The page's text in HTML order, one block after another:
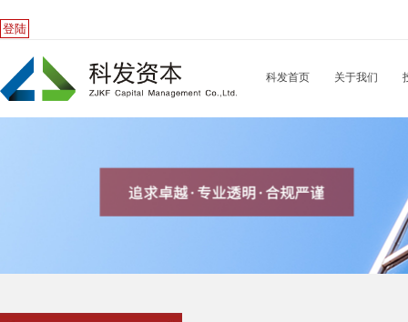
登陆
科发首页 关于我们